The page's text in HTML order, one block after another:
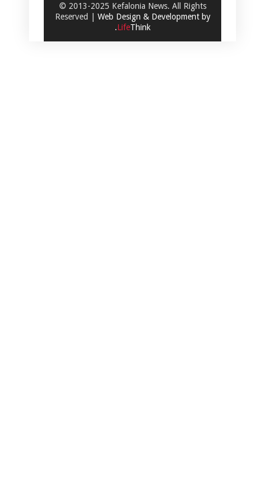
© 2013-2025 Kefalonia News. All Rights
Reserved | Web Design & Development by
.LifeThink